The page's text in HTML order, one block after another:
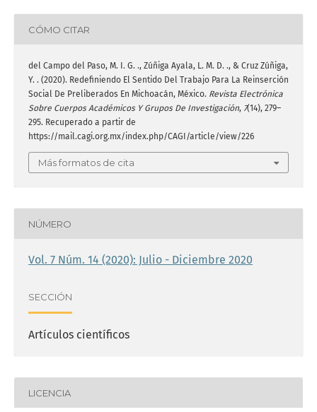
CÓMO CITAR
del Campo del Paso, M. I. G. ., Zúñiga Ayala, L. M. D. ., & Cruz Zúñiga,
Y. . (2020). Redefiniendo El Sentido Del Trabajo Para La Reinserción
Social De Preliberados En Michoacán, México. Revista Electrónica
Sobre Cuerpos Académicos Y Grupos De Investigación, 7(14), 279–
295. Recuperado a partir de
https://mail.cagi.org.mx/index.php/CAGI/article/view/226
Más formatos de cita
NÚMERO
Vol. 7 Núm. 14 (2020): Julio - Diciembre 2020
SECCIÓN
Artículos científicos
LICENCIA